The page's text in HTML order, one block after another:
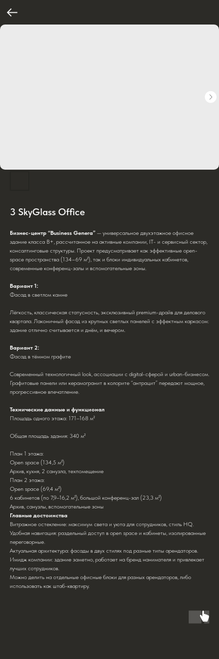
3 SkyGlass Office
Бизнес-центр “Business Genera” — универсальное двухэтажное офисное
здание класса В+, рассчитанное на активные компании, IT- и сервисный сектор,
консалтинговые структуры. Проект предусматривает как эффективные open-
space пространства (134–69 м²), так и блоки индивидуальных кабинетов,
современные конференц-залы и вспомогательные зоны.
Вариант 1:
Фасад в светлом камне
Лёгкость, классическая статусность, эксклюзивный premium-драйв для делового
квартала. Лаконичный фасад из крупных светлых панелей с эффектным каркасом:
здание отлично считывается и днём, и вечером.
Вариант 2:
Фасад в тёмном графите
Современный технологичный look, ассоциации с digital-сферой и urban-бизнесом.
Графитовые панели или керамогранит в колорите “антрацит” передают мощное,
прогрессивное впечатление.
Технические данные и функционал
Площадь одного этажа: 171–168 м²
Общая площадь здания: 340 м²
План 1 этажа:
Open space (134,5 м²)
Архив, кухня, 2 санузла, техпомещение
План 2 этажа:
Open space (69,4 м²)
6 кабинетов (по 7,9–16,2 м²), большой конференц-зал (23,3 м²)
Архив, санузлы, вспомогательные зоны
Главные достоинства
Витражное остекление: максимум света и уюта для сотрудников, стиль HQ.
Удобная навигация: раздельный доступ в open space и кабинеты, изолированные
переговорные.
Актуальная архитектура: фасады в двух стилях под разные типы арендаторов.
Имидж компании: здание заметно, работает на бренд нанимателя и привлекает
лучших сотрудников.
Можно делить на отдельные офисные блоки для разных арендаторов, либо
использовать как штаб-квартиру.